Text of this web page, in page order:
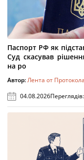
Паспорт РФ як
Суд скасував
на ро
Автор:Лента от Протокола
04.08.2026Переглядів: